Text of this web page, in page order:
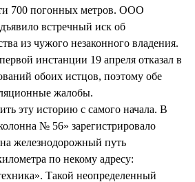
700 погонных метров. ООО
встречный иск об
из чужого незаконного владения.
инстанции 19 апреля отказал в
обоих истцов, поэтому обе
жалобы.
эту историю с самого начала. В
№ 56» зарегистрировало
железнодорожный путь
по некому адресу:
Такой неопределенный